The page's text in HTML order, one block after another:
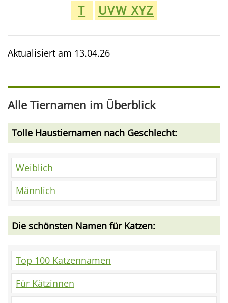
T
UVW XYZ
Aktualisiert am 13.04.26
Alle Tiernamen im Überblick
Tolle Haustiernamen nach Geschlecht:
Weiblich
Männlich
Die schönsten Namen für Katzen:
Top 100 Katzennamen
Für Kätzinnen